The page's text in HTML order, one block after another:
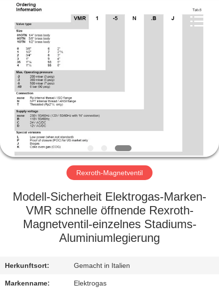
ZU
HAUSE
PRODUKTE
ÜBER
UNS
WERKSBESICHTIGUNG
QUALITÄTSKONTROLLE
KONTAKT
UNS
Automation
Equipment
Reserved.
Rexroth-Magnetventil
Modell-Sicherheit Elektrogas-Marken-
VMR schnelle öffnende Rexroth-
Magnetventil-einzelnes Stadiums-
Aluminiumlegierung
Herkunftsort: Gemacht in Italien
Markenname: Elektrogas